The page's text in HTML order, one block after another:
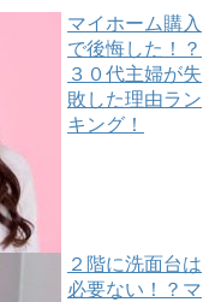
マイホーム購入
で後悔した！？
３０代主婦が失
敗した理由ラン
キング！
２階に洗面台は
必要ない！？マ